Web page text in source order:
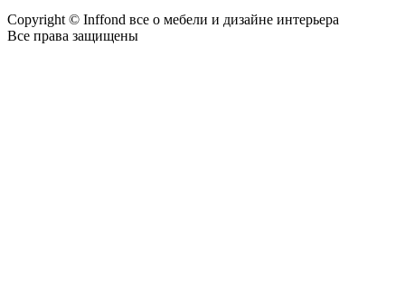
Copyright © Inffond все о мебели и дизайне интерьера
Все права защищены